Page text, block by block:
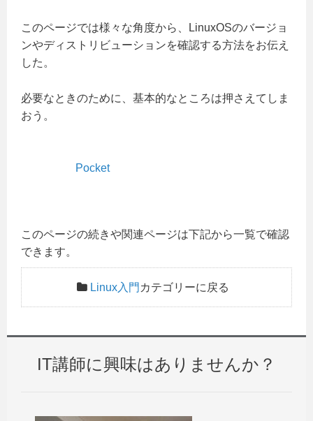
このページでは様々な角度から、LinuxOSのバージョ
ンやディストリビューションを確認する方法をお伝え
した。
必要なときのために、基本的なところは押さえてしま
おう。
Pocket
このページの続きや関連ページは下記から一覧で確認
できます。
Linux入門 カテゴリーに戻る
IT講師に興味はありませんか？